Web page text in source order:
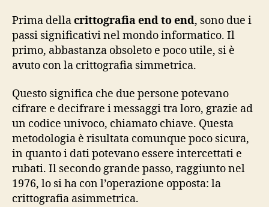
Prima dellacrittografia end to end, sono due i
passi significativi nel mondo informatico. Il
primo, abbastanza obsoleto e poco utile, si è
avuto con la crittografia simmetrica.
Questo significa che due persone potevano
cifrare e decifrare i messaggi tra loro, grazie ad
un codice univoco, chiamato chiave. Questa
metodologia è risultata comunque poco sicura,
in quanto i dati potevano essere intercettati e
rubati. Il secondo grande passo, raggiunto nel
1976, lo si ha con l’operazione opposta: la
crittografia asimmetrica.